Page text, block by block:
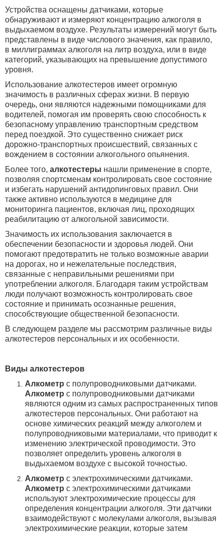
Устройства оснащены датчиками, которые
обнаруживают и измеряют концентрацию алкоголя в
выдыхаемом воздухе. Результаты измерений могут быть
представлены в виде числового значения, как правило,
в миллиграммах алкоголя на литр воздуха, или в виде
категорий, указывающих на превышение допустимого
уровня.
Использование алкотестеров имеет огромную
значимость в различных сферах жизни. В первую
очередь, они являются надежными помощниками для
водителей, помогая им проверять свою способность к
безопасному управлению транспортным средством
перед поездкой. Это существенно снижает риск
дорожно-транспортных происшествий, связанных с
вождением в состоянии алкогольного опьянения.
Более того, алкотестеры нашли применение в спорте,
позволяя спортсменам контролировать свое состояние
и избегать нарушений антидопинговых правил. Они
также активно используются в медицине для
мониторинга пациентов, включая лиц, проходящих
реабилитацию от алкогольной зависимости.
Значимость их использования заключается в
обеспечении безопасности и здоровья людей. Они
помогают предотвратить не только возможные аварии
на дорогах, но и нежелательные последствия,
связанные с неправильными решениями при
употреблении алкоголя. Благодаря таким устройствам
люди получают возможность контролировать свое
состояние и принимать осознанные решения,
способствующие общественной безопасности.
В следующем разделе мы рассмотрим различные виды
алкотестеров персональных и их особенности.
Виды алкотестеров
Алкометр с полупроводниковыми датчиками.
Алкометр с полупроводниковыми датчиками
являются одним из самых распространенных типов
алкотестеров персональных. Они работают на
основе химических реакций между алкоголем и
полупроводниковыми материалами, что приводит к
изменению электрической проводимости. Это
позволяет определить уровень алкоголя в
выдыхаемом воздухе с высокой точностью.
Алкометр с электрохимическими датчиками.
Алкометр с электрохимическими датчиками
используют электрохимические процессы для
определения концентрации алкоголя. Эти датчики
взаимодействуют с молекулами алкоголя, вызывая
электрохимические реакции, которые затем